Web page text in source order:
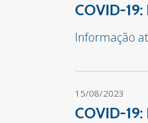
COVID-
Informação
15/08/2023
COVID-